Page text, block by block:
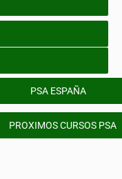
PSA ESPAÑA
PROXIMOS CURSOS PSA